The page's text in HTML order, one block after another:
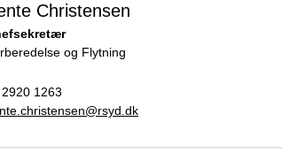
Christensen
og Flytning
2920 1263